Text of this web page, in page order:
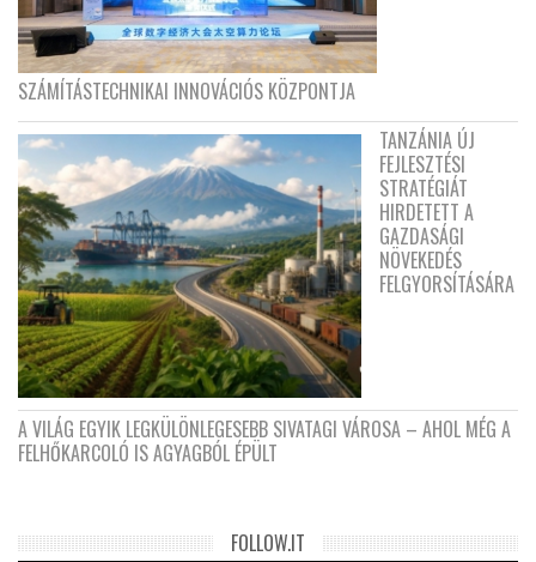
SZÁMÍTÁSTECHNIKAI INNOVÁCIÓS KÖZPONTJA
TANZÁNIA ÚJ
FEJLESZTÉSI
STRATÉGIÁT
HIRDETETT A
GAZDASÁGI
NÖVEKEDÉS
FELGYORSÍTÁSÁRA
A VILÁG EGYIK LEGKÜLÖNLEGESEBB SIVATAGI VÁROSA – AHOL MÉG A
FELHŐKARCOLÓ IS AGYAGBÓL ÉPÜLT
FOLLOW.IT